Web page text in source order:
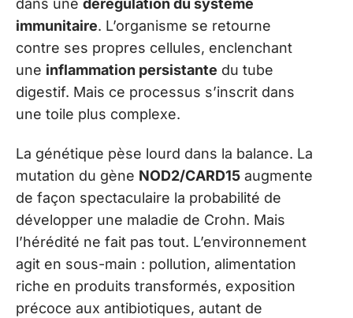
dans une dérégulation du système
immunitaire. L’organisme se retourne
contre ses propres cellules, enclenchant
une inflammation persistante du tube
digestif. Mais ce processus s’inscrit dans
une toile plus complexe.
La génétique pèse lourd dans la balance. La
mutation du gène NOD2/CARD15 augmente
de façon spectaculaire la probabilité de
développer une maladie de Crohn. Mais
l’hérédité ne fait pas tout. L’environnement
agit en sous-main : pollution, alimentation
riche en produits transformés, exposition
précoce aux antibiotiques, autant de